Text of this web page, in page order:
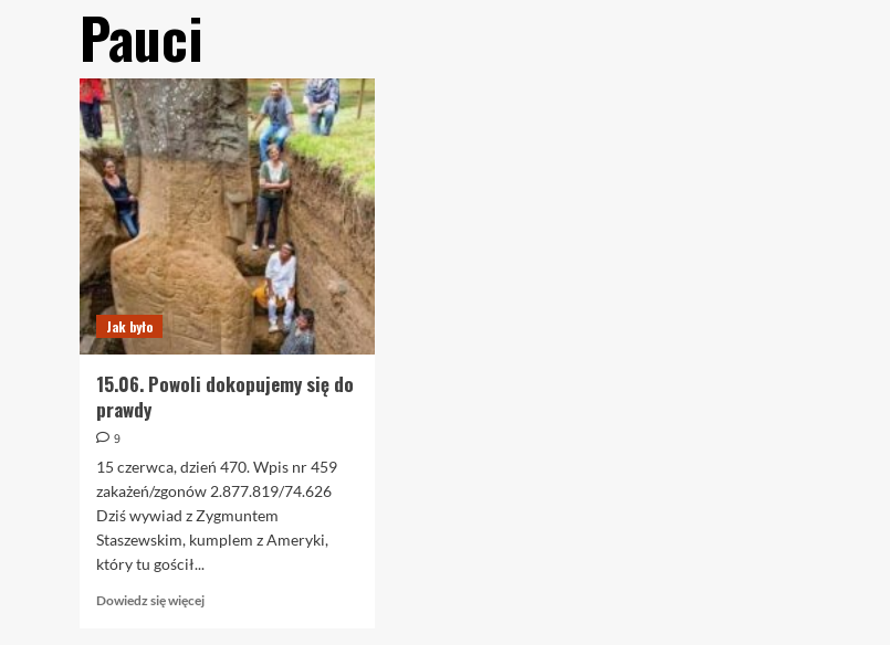
Pauci
Jak było
15.06. Powoli dokopujemy się do
prawdy
9
15 czerwca, dzień 470. Wpis nr 459
zakażeń/zgonów 2.877.819/74.626
Dziś wywiad z Zygmuntem
Staszewskim, kumplem z Ameryki,
który tu gościł...
Dowiedz się więcejDowiedz